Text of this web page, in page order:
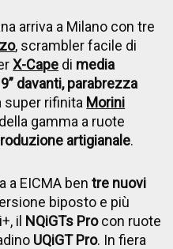
arriva a Milano con tre
, scrambler facile di
X-Cape di media
davanti, parabrezza
super rifinita Morini
gamma a ruote
artigianale.
a EICMA bentre nuovi
biposto e più
il NQiGTs Procon ruote
UQiGT Pro. In fiera